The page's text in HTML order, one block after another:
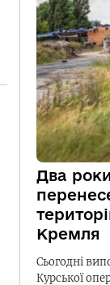
Два
Кремля
Сьогодні
Курської